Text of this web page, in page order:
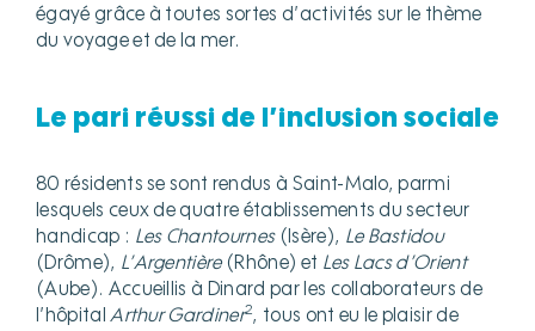
égayé grâce à toutes sortes d’activités sur le thème
du voyage et de la mer.
Le pari réussi de l’inclusion sociale
80 résidents se sont rendus à Saint-Malo, parmi
lesquels ceux de quatre établissements du secteur
handicap : Les Chantournes(Isère), Le Bastidou
(Drôme), L’Argentière(Rhône) et Les Lacs d’Orient
(Aube). Accueillis à Dinard par les collaborateurs de
l’hôpitalArthur Gardiner2, tous ont eu le plaisir de